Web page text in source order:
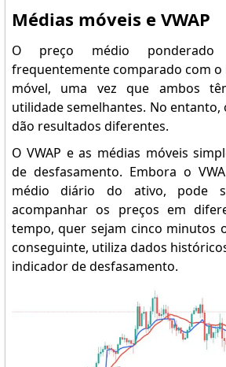
Médias móveis e VWAP
O preço médio
frequentemente comparado com o
móvel, uma vez que ambos
utilidade semelhantes. No entanto,
dão resultados diferentes.
O VWAP e as médias móveis
de desfasamento. Embora o
médio diário do ativo, pode
acompanhar os preços em
tempo, quer sejam cinco minutos
conseguinte, utiliza dados
indicador de desfasamento.